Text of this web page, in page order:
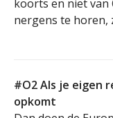
koorts en niet van
nergens te horen,
#O2 Als je eigen
opkomt